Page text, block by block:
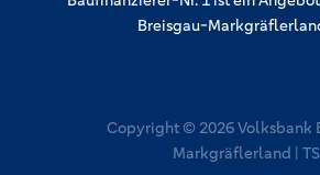
Breisgau-
Copyright © 2026 Volksbank
Markgräflerland | TS